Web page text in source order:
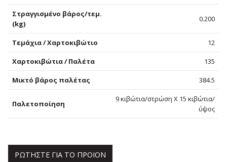
Στραγγισμένο βάρος/τεμ.
(kg)
0.200
Τεμάχια / Χαρτοκιβώτιο 12
Χαρτοκιβώτια / Παλέτα 135
Μικτό βάρος παλέτας 384.5
Παλετοποίηση
9 κιβώτια/στρώση Χ 15 κιβώτια/
ύψος
ΡΩΤΗΣΤΕ ΓΙΑ ΤΟ ΠΡΟΙΟΝ